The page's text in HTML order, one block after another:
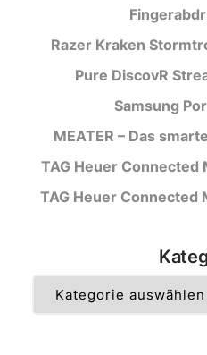
Razer Kraken
Pure DiscovR
Samsung
MEATER – Das
TAG Heuer Connected
TAG Heuer Connected